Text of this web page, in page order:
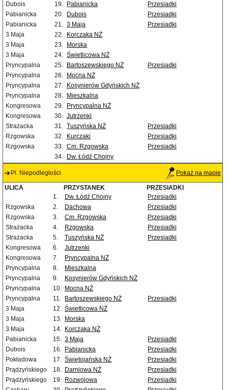
Dubois
19. Pabianicka
Przesiadki
Pabianicka
20. Dubois
Przesiadki
Pabianicka
21. 3 Maja
Przesiadki
3 Maja
22.
Korczaka NŻ
3 Maja
23.
Morska
3 Maja
24. Świetlicowa NŻ
Pryncypalna
25. Bartoszewskiego NŻ
Przesiadki
Pryncypalna
26.
Mocna NŻ
Pryncypalna
27.
Kosynierów Gdyńskich NŻ
Pryncypalna
28.
Mieszkalna
Kongresowa
29.
Pryncypalna NŻ
Kongresowa
30. Jutrzenki
Strażacka
31. Tuszyńska NŻ
Przesiadki
Rzgowska
32. Kurczaki
Przesiadki
Rzgowska
33. Cm. Rzgowska
Przesiadki
34.
Dw. Łódź Chojny
Pl. Niepodległości Pokaż na mapie
ULICA PRZYSTANEK
PRZESIADKI
1.
Dw. Łódź Chojny
Przesiadki
Rzgowska
2. Dachowa
Przesiadki
Rzgowska
3. Cm. Rzgowska
Przesiadki
Strażacka
4. Rzgowska
Przesiadki
Strażacka
5. Tuszyńska NŻ
Przesiadki
Kongresowa
6.
Jutrzenki
Kongresowa
7.
Pryncypalna NŻ
Pryncypalna
8.
Mieszkalna
Pryncypalna
9.
Kosynierów Gdyńskich NŻ
Pryncypalna
10. Mocna NŻ
Pryncypalna
11. Bartoszewskiego NŻ
Przesiadki
3 Maja
12. Świetlicowa NŻ
3 Maja
13. Morska
3 Maja
14. Korczaka NŻ
Pabianicka
15. 3 Maja
Przesiadki
Dubois
16. Pabianicka
Przesiadki
Pokładowa
17. Świętojańska NŻ
Przesiadki
Prądzyńskiego
18. Darniowa NŻ
Przesiadki
Prądzyńskiego
19. Rozwojowa
Przesiadki